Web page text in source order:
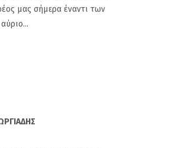
μας σήμερα έναντι των